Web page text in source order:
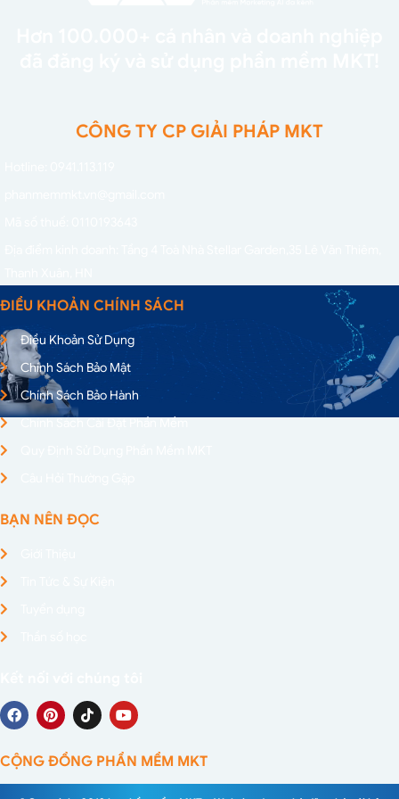
CÔNG TY CP GIẢI PHÁP MKT
ĐIỀU KHOẢN CHÍNH SÁCH
Điều Khoản Sử Dụng
Chính Sách Bảo Mật
Chính Sách Bảo Hành
BẠN NÊN ĐỌC
CỘNG ĐỒNG PHẦN MỀM MKT